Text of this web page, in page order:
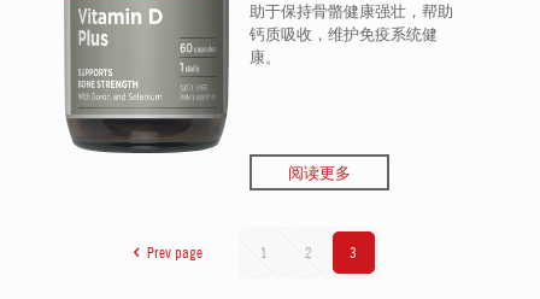
助于保持骨骼健康强壮，帮助
钙质吸收，维护免疫系统健
康。
阅读更多
Prev page 1 2 3